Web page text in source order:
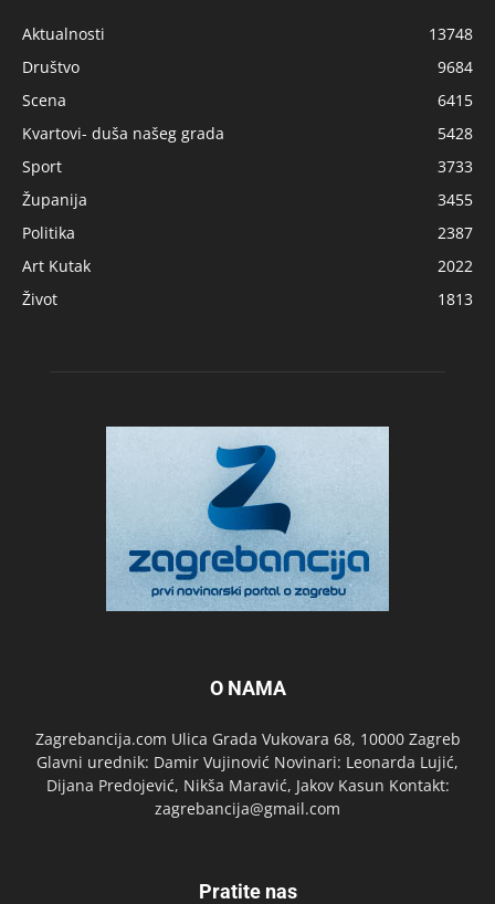
Aktualnosti
13748
Društvo
9684
Scena
6415
Kvartovi- duša našeg grada
5428
Sport
3733
Županija
3455
Politika
2387
Art Kutak
2022
Život
1813
O NAMA
Zagrebancija.com Ulica Grada Vukovara 68, 10000 Zagreb
Glavni urednik: Damir Vujinović Novinari: Leonarda Lujić,
Dijana Predojević, Nikša Maravić, Jakov Kasun Kontakt:
zagrebancija@gmail.com
Pratite nas